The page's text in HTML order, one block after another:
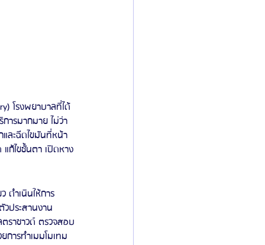
โรงพยาบาลที่ได้
การมากมาย ไม่ว่า
ละฉีดไขมันที่หน้า
ก้ไขชั้นตา เปิดหาง
ดำเนินให้การ
ประสานงาน
ราซาวด์ ตรวจสอบ
การทำเมมโมเทม